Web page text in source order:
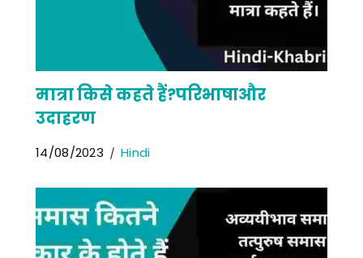
मात्रा किसे कहते हैं?परिभाषाऔर
उदाहरण
14/08/2023 Hindi